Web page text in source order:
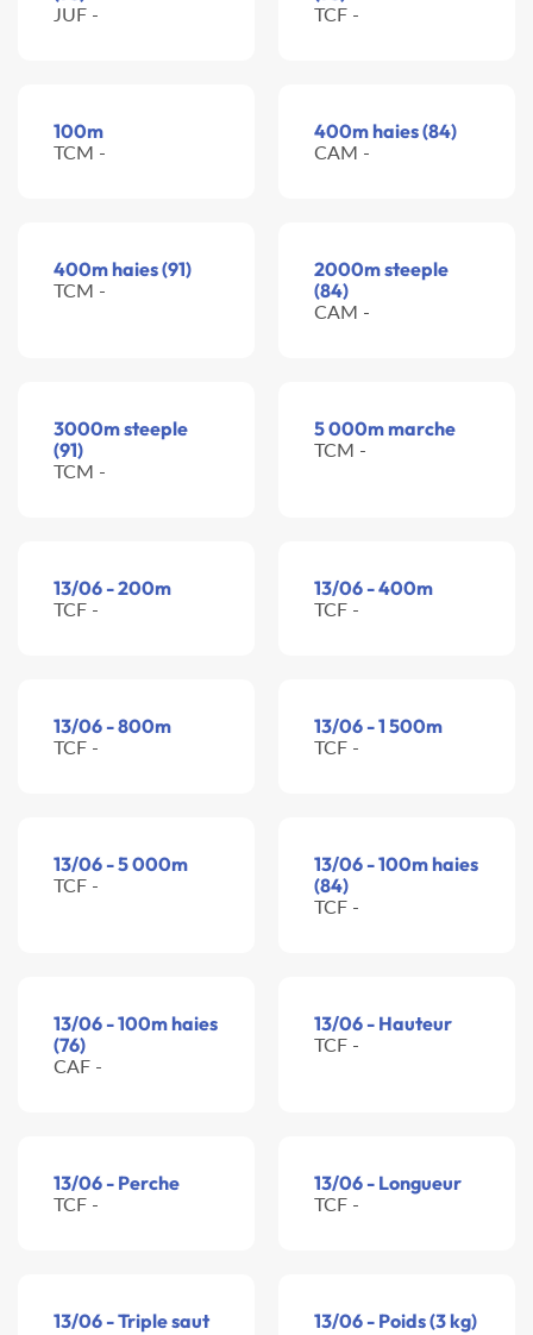
JUF - TCF -
100m
TCM -
400m haies (84)
CAM -
400m haies (91)
TCM -
2000m steeple
(84)
CAM -
3000m steeple
(91)
TCM -
5 000m marche
TCM -
13/06 - 200m
TCF -
13/06 - 400m
TCF -
13/06 - 800m
TCF -
13/06 - 1 500m
TCF -
13/06 - 5 000m
TCF -
13/06 - 100m haies
(84)
TCF -
13/06 - 100m haies
(76)
CAF -
13/06 - Hauteur
TCF -
13/06 - Perche
TCF -
13/06 - Longueur
TCF -
13/06 - Triple saut 13/06 - Poids (3 kg)